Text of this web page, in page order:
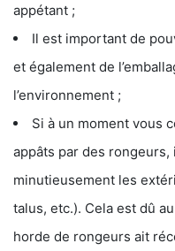
appétant ;
Il est important de
et également de
l’environnement ;
Si à un moment vous
appâts par des
minutieusement les
talus, etc.). Cela est dû
horde de rongeurs ait